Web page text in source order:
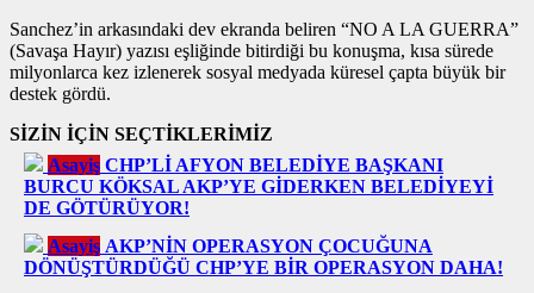
Sanchez’in arkasındaki dev ekranda beliren “NO A LA GUERRA”
(Savaşa Hayır) yazısı eşliğinde bitirdiği bu konuşma, kısa sürede
milyonlarca kez izlenerek sosyal medyada küresel çapta büyük bir
destek gördü.
SİZİN İÇİN SEÇTİKLERİMİZ
Asayiş CHP’Lİ AFYON BELEDİYE BAŞKANI
BURCU KÖKSAL AKP’YE GİDERKEN BELEDİYEYİ
DE GÖTÜRÜYOR!
Asayiş AKP’NİN OPERASYON ÇOCUĞUNA
DÖNÜŞTÜRDÜĞÜ CHP’YE BİR OPERASYON DAHA!